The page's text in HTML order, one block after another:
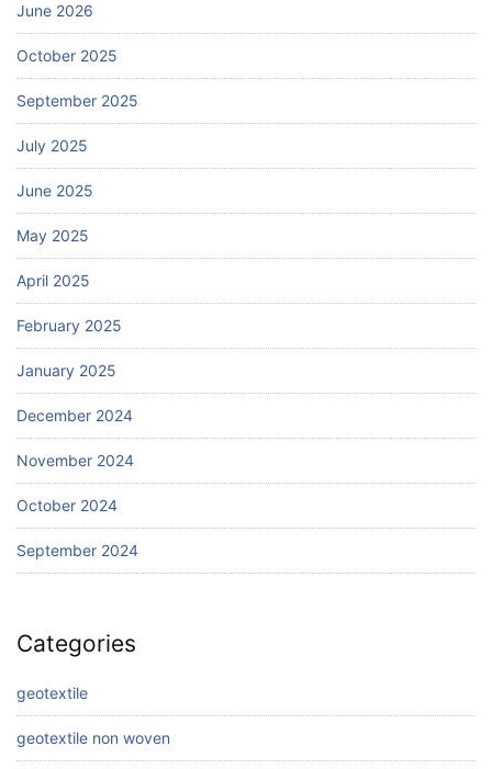
June 2026
October 2025
September 2025
July 2025
June 2025
May 2025
April 2025
February 2025
January 2025
December 2024
November 2024
October 2024
September 2024
Categories
geotextile
geotextile non woven